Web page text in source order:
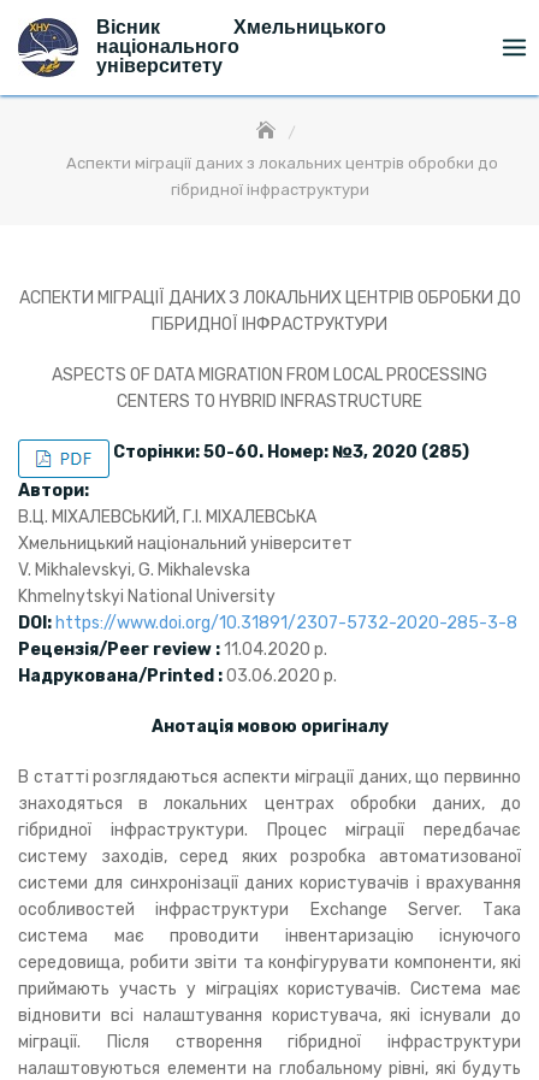
content
Вісник Хмельницького
національного
університету
Аспекти міграції даних з локальних центрів обробки до
гібридної інфраструктури
АСПЕКТИ МІГРАЦІЇ ДАНИХ З ЛОКАЛЬНИХ ЦЕНТРІВ ОБРОБКИ ДО
ГІБРИДНОЇ ІНФРАСТРУКТУРИ
ASPECTS OF DATA MIGRATION FROM LOCAL PROCESSING
CENTERS TO HYBRID INFRASTRUCTURE
Сторінки: 50-60. Номер: №3, 2020 (285)
Автори:
В.Ц. МІХАЛЕВCЬКИЙ, Г.І. МІХАЛЕВСЬКА
Хмельницький національний університет
V. Mikhalevskyi, G. Mikhalevska
Khmelnytskyi National University
DOI: https://www.doi.org/10.31891/2307-5732-2020-285-3-8
Рецензія/Peer review :11.04.2020 р.
Надрукована/Printed :03.06.2020 р.
Анотація мовою оригіналу
В статті розглядаються аспекти міграції даних, що первинно
знаходяться в локальних центрах обробки даних, до
гібридної інфраструктури. Процес міграції передбачає
систему заходів, серед яких розробка автоматизованої
системи для синхронізації даних користувачів і врахування
особливостей інфраструктури Exchange Server. Така
система має проводити інвентаризацію існуючого
середовища, робити звіти та конфігурувати компоненти, які
приймають участь у міграціях користувачів. Система має
відновити всі налаштування користувача, які існували до
міграції. Після створення гібридної інфраструктури
налаштовуються елементи на глобальному рівні, які будуть